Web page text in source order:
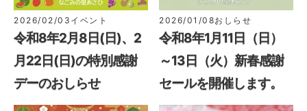
2026/02/03 イベント
令和8年2月8日(日)、2
月22日(日)の特別感謝
デーのおしらせ
2026/01/08おしらせ
令和8年1月11日（日）
～13日（火）新春感謝
セールを開催します。